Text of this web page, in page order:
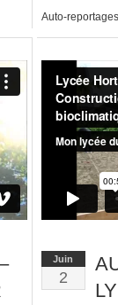
Auto-
Professionnel
Juin
2